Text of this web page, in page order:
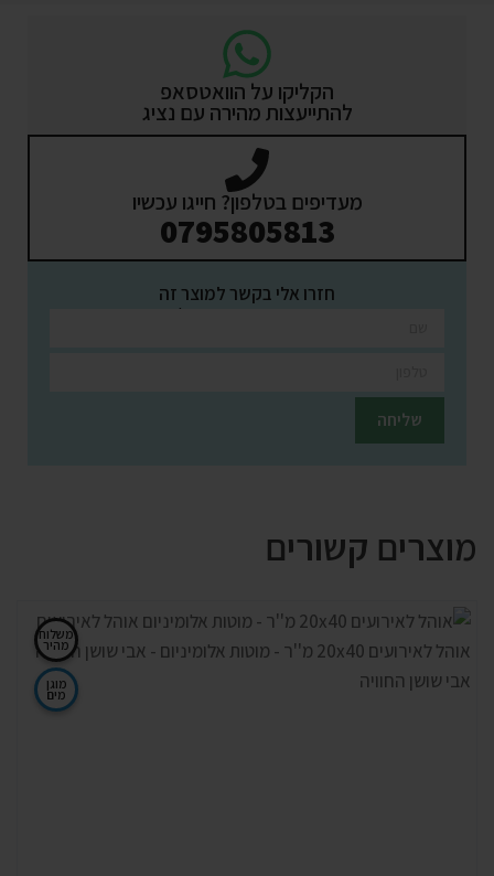
הקליקו על הוואטסאפ
להתייעצות מהירה עם נציג
מעדיפים בטלפון? חייגו עכשיו
0795805813
חזרו אלי בקשר למוצר זה
השאירו פרטים ונציגינו יחזרו אליכם בהקדם
מוצרים קשורים
משלוח
מהיר
מוגן
מים